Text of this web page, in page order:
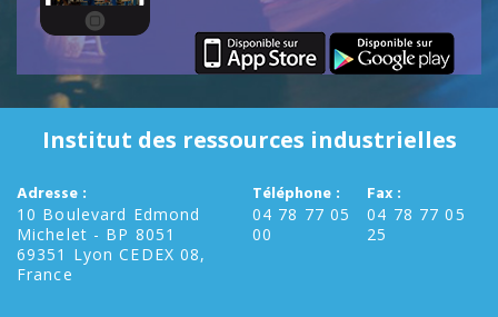
Institut des ressources industrielles
Adresse :
10 Boulevard Edmond
Michelet - BP 8051
69351 Lyon CEDEX 08,
France
Téléphone :
04 78 77 05
00
Fax :
04 78 77 05
25